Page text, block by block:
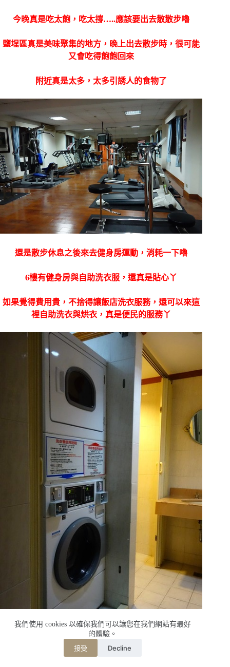
我們使用 cookies 以確保我們可以讓您在我們網站有最好
的體驗。
接受 Decline
今晚真是吃太飽，吃太撐…..應該要出去散散步嚕
鹽埕區真是美味聚集的地方，晚上出去散步時，很可能
又會吃得飽飽回來
附近真是太多，太多引誘人的食物了
還是散步休息之後來去健身房運動，消耗一下嚕
6樓有健身房與自助洗衣服，還真是貼心丫
如果覺得費用貴，不捨得讓飯店洗衣服務，還可以來這
裡自助洗衣與烘衣，真是便民的服務丫
來睡個好覺囉，床很舒服，一覺到天亮，差點錯過了早